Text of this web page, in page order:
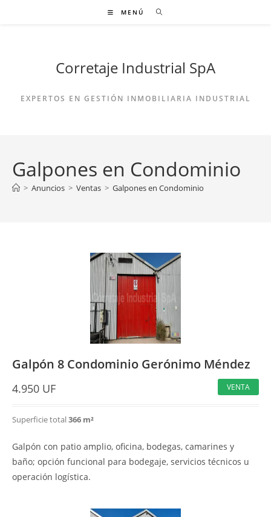
MENÚ
Corretaje Industrial SpA
EXPERTOS EN GESTIÓN INMOBILIARIA INDUSTRIAL
Galpones en Condominio
> Anuncios > Ventas > Galpones en Condominio
Galpón 8 Condominio Gerónimo Méndez
4.950 UF VENTA
Superficie total366 m²
Galpón con patio amplio, oficina, bodegas, camarines y
baño; opción funcional para bodegaje, servicios técnicos u
operación logística.